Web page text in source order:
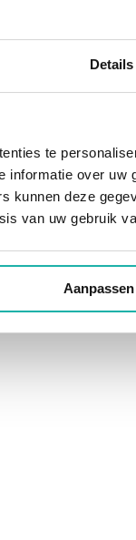
Details
te
informatie over
kunnen deze
van uw gebruik
Aanpassen